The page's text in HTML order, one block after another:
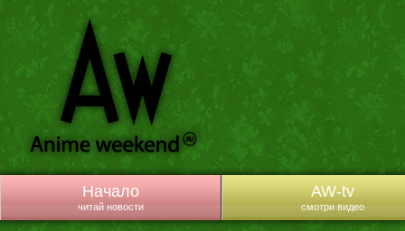
Начало
читай новости
AW-tv
смотри видео